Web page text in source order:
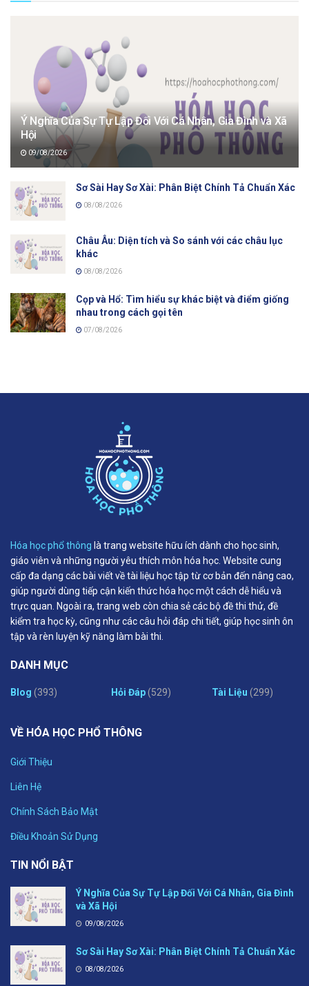
Ý Nghĩa Của Sự Tự Lập Đối Với Cá Nhân, Gia Đình và Xã
Hội
09/08/2026
Sơ Sài Hay Sơ Xài: Phân Biệt Chính Tả Chuẩn Xác
08/08/2026
Châu Âu: Diện tích và So sánh với các châu lục
khác
08/08/2026
Cọp và Hổ: Tìm hiểu sự khác biệt và điểm giống
nhau trong cách gọi tên
07/08/2026
Hóa học phổ thông là trang website hữu ích dành cho học sinh,
giáo viên và những người yêu thích môn hóa học. Website cung
cấp đa dạng các bài viết về tài liệu học tập từ cơ bản đến nâng cao,
giúp người dùng tiếp cận kiến thức hóa học một cách dễ hiểu và
trực quan. Ngoài ra, trang web còn chia sẻ các bộ đề thi thử, đề
kiểm tra học kỳ, cũng như các câu hỏi đáp chi tiết, giúp học sinh ôn
tập và rèn luyện kỹ năng làm bài thi.
DANH MỤC
Blog (393) Hỏi Đáp(529) Tài Liệu (299)
VỀ HÓA HỌC PHỔ THÔNG
Giới Thiệu
Liên Hệ
Chính Sách Bảo Mật
Điều Khoản Sử Dụng
TIN NỔI BẬT
Ý Nghĩa Của Sự Tự Lập Đối Với Cá Nhân, Gia Đình
và Xã Hội
09/08/2026
Sơ Sài Hay Sơ Xài: Phân Biệt Chính Tả Chuẩn Xác
08/08/2026